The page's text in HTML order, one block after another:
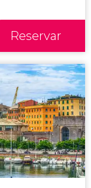
Reservar